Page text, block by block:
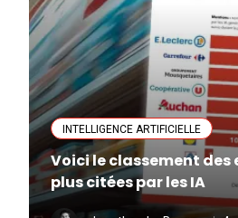
INTELLIGENCE ARTIFICIELLE
Voici le classement des
plus citées par les IA